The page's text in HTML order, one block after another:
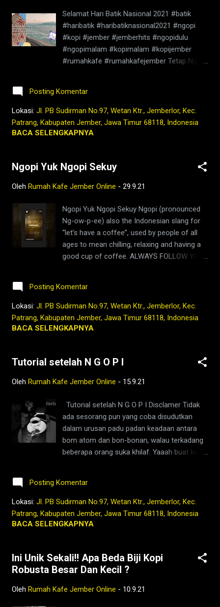
kopi,jember,rumah,kafe,kedai,es kopi
susu,wedang
rempah,barista,robusta,arabika,ngopi,warung,
bisnis,berita jember,jember ini hari,kopi
nyaman di
e,facebook,google,maps,sejarah,indonesia,n
kopi jember,kafe di jember,kopi jember,bisnis
coffee shop di indonesia,harga kopi
jember,bisnis coffee shop,wa...
Selamat Hari Batik Nasional 2021 #batik
#haribatik #haribatiknasional2021 #ngopi
#kopi #jember #jemberhits #ngopidulu
#ngopimalam #kopimalam #kopijember
#rumahkafe #rumahkafejember Tetap Ngopi
@rumahkafejember #ngopi #kopi #jember
#jemberhits #jembermalam #jemberkota
#ngopimalam #kopihitam #kopimalam
#rumahkafe #rumahkafejember
#uwuh #rempah #coffee #pecintakopi
#coffeeaddict #coffeebeans #coffeelovers
#photooftheday #TetapProtokolNewNormal
#JanganNulari #JanganKetularan
#kedaikopi #kopijember #kopijawa
ngopi,kedai kopi di jember,jenis kopi
jember,kafe di jember,kopi jember,kopi
jember,jember ini hari,bisnis coffee shop di
shop,warung kopi
jember,pandemi,covid19,indonesia,nu...
Posting Komentar
Lokasi: Jl. PB Sudirman No.97, Wetan Ktr., Jemberlor, Kec.
Patrang, Kabupaten Jember, Jawa Timur 68118, Indonesia
BACA SELENGKAPNYA
Ngopi Yuk Ngopi Sekuy
Oleh Rumah Kafe Jember Online - 29.9.21
Ngopi Yuk Ngopi Sekuy Ngopi (pronounced
Ng-ow-p-ee) also the Indonesian slang for
“let’s have a coffee”, used by people of all
ages to mean chilling, relaxing and having a
good cup of coffee. ALWAYS FOLLOW YOUR
ROBUSTA ARABIKA JEMBER 2021
@rumahkafejember #ngopi #kopi #jember
#tubruk #wedang #uwuh #rempah
#jemberhits #ngopimalam #coffee
#coffeeaddict #ngopisore #rokenrol
#barista #coffeeholic #kopilokal
#JanganNulari #JanganKetularan
kopi,jember,rumah,kafe,kedai,es kopi
susu,wedang
rempah,barista,robusta,arabika,ngopi,warung,
bisnis,berita jember,jember ini hari,kopi
lambung,2021,tubruk,pandemi,covid19,youtub
usantara,masa lalu,kedai kopi di jember,jenis
kopi jember,kafe di jember,kopi jember,bisnis
coffee shop di indo...
Posting Komentar
Lokasi: Jl. PB Sudirman No.97, Wetan Ktr., Jemberlor, Kec.
Patrang, Kabupaten Jember, Jawa Timur 68118, Indonesia
BACA SELENGKAPNYA
Tutorial setelah N G O P I
Oleh Rumah Kafe Jember Online - 15.9.21
Tutorial setelah N G O P I Disclamer Tidak
ada sesorang pun yang coba disudutkan
dalam urusan padu padan keadaan antara
bom atom dan bon-bonan, walau terkadang
beberapa orang suka khilaf. Yaaah buat kami
#kopisewu gak pernah dateng juga sih jon ...
padahal tu kopi cuma serebu doang
secangkir ... ☕️😁🤘 ALWAYS FOLLOW YOUR
ROKENROL🤘🤘🤘 Tetap Ngopi Kopi Jember
@rumahkafejember #ngopi #kopi #jember
#tubruk #wedang #uwuh #rempah
#ngopisiang #pecintakopi #penikmatkopi
Posting Komentar
Lokasi: Jl. PB Sudirman No.97, Wetan Ktr., Jemberlor, Kec.
Patrang, Kabupaten Jember, Jawa Timur 68118, Indonesia
BACA SELENGKAPNYA
Ini Unik Sekali!! Apa Beda Biji Kopi
Robusta Besar Dan Kecil ?
Oleh Rumah Kafe Jember Online - 10.9.21